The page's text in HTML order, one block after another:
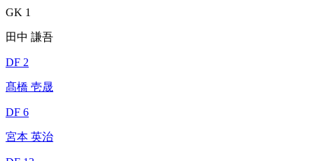
GK 1
田中 謙吾
DF 2
髙橋 壱晟
DF 6
宮本 英治